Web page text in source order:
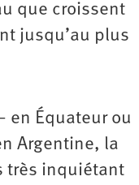
que croissent
jusqu’au plus
en Équateur ou
Argentine, la
très inquiétant